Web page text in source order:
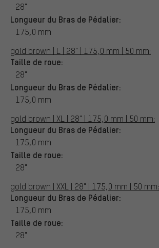
28"
Longueur du Bras de Pédalier:
175,0 mm
gold brown | L | 28" | 175,0 mm | 50 mm:
Taille de roue:
28"
Longueur du Bras de Pédalier:
175,0 mm
gold brown | XL | 28" | 175,0 mm | 50 mm:
Longueur du Bras de Pédalier:
175,0 mm
Taille de roue:
28"
gold brown | XXL | 28" | 175,0 mm | 50 mm:
Longueur du Bras de Pédalier:
175,0 mm
Taille de roue:
28"